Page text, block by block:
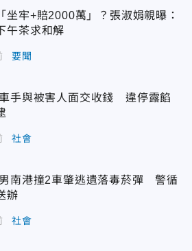
坐牢+賠2000萬」？張淑娟親曝：
午茶求和解
要聞
手與被害人面交收錢 違停露餡
社會
南港撞2車肇逃遺落毒菸彈 警循
辦
社會